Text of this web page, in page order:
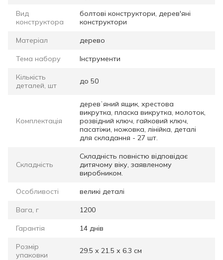
Вид
конструктора
болтові конструктори, дерев'яні
конструктори
Матеріал дерево
Тема набору Інструменти
Кількість
деталей, шт
до 50
Комплектація
деревʼяний ящик, хрестова
викрутка, пласка викрутка, молоток,
розвідний ключ, гайковий ключ,
пасатіжи, ножовка, лінійка, деталі
для складання - 27 шт.
Складність
Складність повністю відповідає
дитячому віку, заявленому
виробником.
Особливості великі деталі
Вага, г 1200
Гарантія 14 днів
Розмір
упаковки
29.5 х 21.5 х 6.3 см